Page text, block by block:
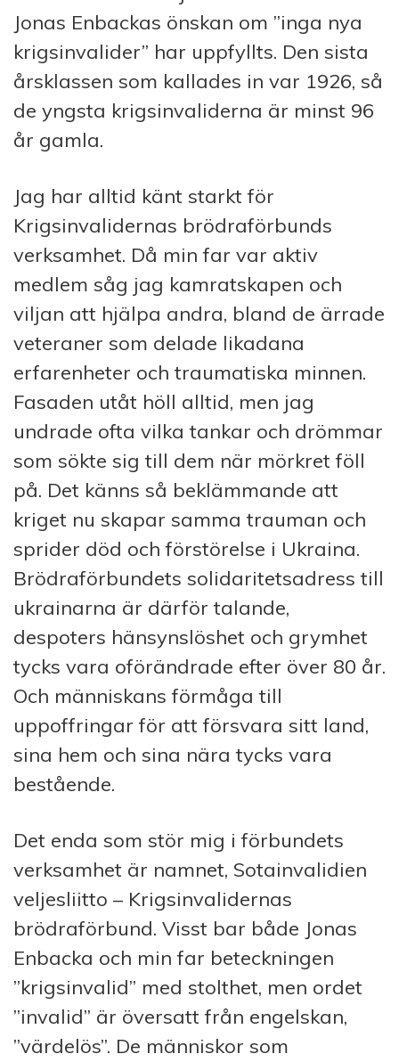
Jonas Enbackas önskan om ”inga nya
krigsinvalider” har uppfyllts. Den sista
årsklassen som kallades in var 1926, så
de yngsta krigsinvaliderna är minst 96
år gamla.
Jag har alltid känt starkt för
Krigsinvalidernas brödraförbunds
verksamhet. Då min far var aktiv
medlem såg jag kamratskapen och
viljan att hjälpa andra, bland de ärrade
veteraner som delade likadana
erfarenheter och traumatiska minnen.
Fasaden utåt höll alltid, men jag
undrade ofta vilka tankar och drömmar
som sökte sig till dem när mör­kret föll
på. Det känns så bek­lämmande att
kriget nu skapar samma trauman och
sprider död och förstörelse i Ukraina.
Brödraförbundets sol­idaritetsadress till
ukrain­arna är därför talande,
despoters hänsynslöshet och grymhet
tycks vara oförändrade efter över 80 år.
Och människans för­måga till
uppoffringar för att för­svara sitt land,
sina hem och sina nära tycks vara
bestående.
Det enda som stör mig i för­bundets
verksamhet är nam­n­et, Sotainvalidien
veljes­liitto – Krigsinvalidernas
brödraförbund. Visst bar både Jonas
Enbacka och min far be­teckn­ingen
”krigsinvalid” med stolthet, men ordet
”invalid” är översatt från engelskan,
”värdelös”. De människor som